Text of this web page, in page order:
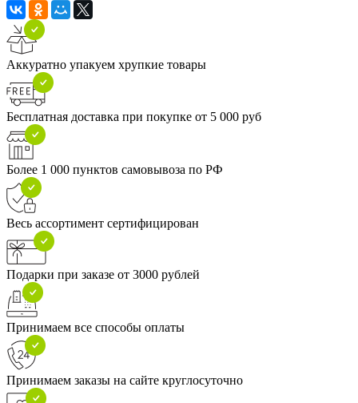
Аккуратно упакуем хрупкие товары
Бесплатная доставка при покупке от 5 000 руб
Более 1 000 пунктов самовывоза по РФ
Весь ассортимент сертифицирован
Подарки при заказе от 3000 рублей
Принимаем все способы оплаты
Принимаем заказы на сайте круглосуточно